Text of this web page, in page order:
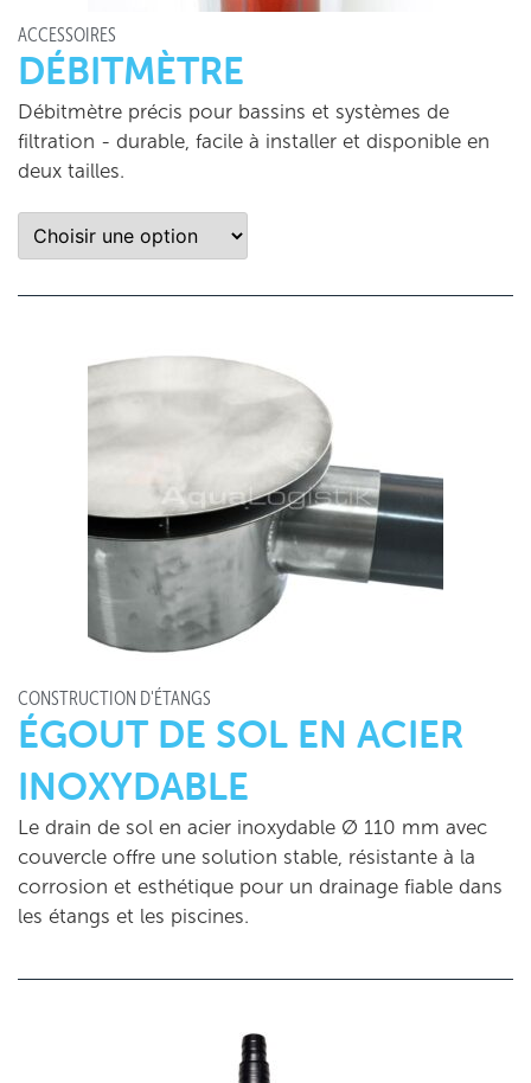
ACCESSOIRES
DÉBITMÈTRE
Débitmètre précis pour bassins et systèmes de
filtration - durable, facile à installer et disponible en
deux tailles.
CONSTRUCTION D'ÉTANGS
ÉGOUT DE SOL EN ACIER
INOXYDABLE
Le drain de sol en acier inoxydable Ø 110 mm avec
couvercle offre une solution stable, résistante à la
corrosion et esthétique pour un drainage fiable dans
les étangs et les piscines.